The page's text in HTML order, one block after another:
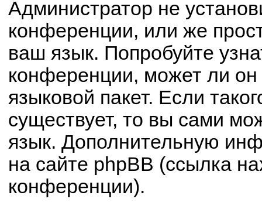
Администратор не
конференции, или же
ваш язык. Попробуйте
конференции, может ли
языковой пакет. Если
существует, то вы сами
язык. Дополнительную
на сайте phpBB (ссылка
конференции).